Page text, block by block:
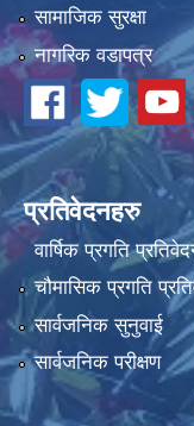
सामाजिक सुरक्षा
नागरिक वडापत्र
प्रतिवेदनहरु
वार्षिक प्रगति
चौमासिक प्रगति
सार्वजनिक सुनुवाई
सार्वजनिक परीक्षण